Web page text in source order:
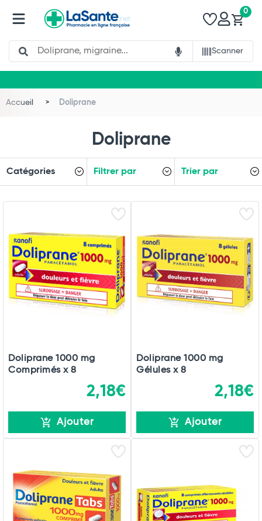
Search
Scanner
0
Accueil Doliprane
Doliprane
Catégories Filtrer par Trier par
Doliprane 1000 mg
Comprimés x 8
2,18€
Ajouter
Doliprane 1000 mg
Gélules x 8
2,18€
Ajouter